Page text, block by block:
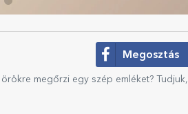
Megosztás
megőrzi egy szép emléket? Tudjuk,